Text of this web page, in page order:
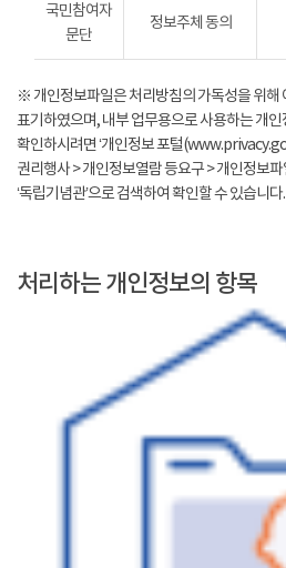
국민참여자
문단
정보주체 동의
※ 개인정보파일은 처리방침의 가독성을 위해
표기하였으며, 내부 업무용으로 사용하는 개인
확인하시려면 ‘개인정보 포털
권리행사 > 개인정보열람 등요구 > 개인정보파
‘독립기념관’으로 검색하여 확인할 수 있습니다.
처리하는 개인정보의 항목